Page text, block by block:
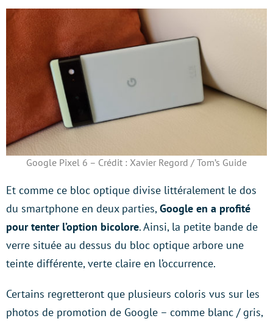
Google Pixel 6 – Crédit : Xavier Regord / Tom’s Guide
Et comme ce bloc optique divise littéralement le dos
du smartphone en deux parties,Google en a profité
pour tenter l’option bicolore. Ainsi, la petite bande de
verre située au dessus du bloc optique arbore une
teinte différente, verte claire en l’occurrence.
Certains regretteront que plusieurs coloris vus sur les
photos de promotion de Google – comme blanc / gris,